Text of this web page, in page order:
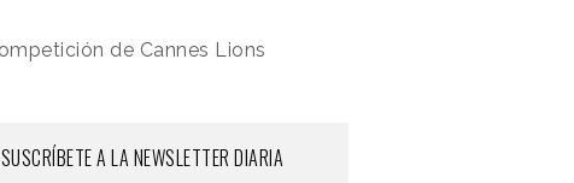
de Cannes Lions
SUSCRÍBETE A LA NEWSLETTER DIARIA